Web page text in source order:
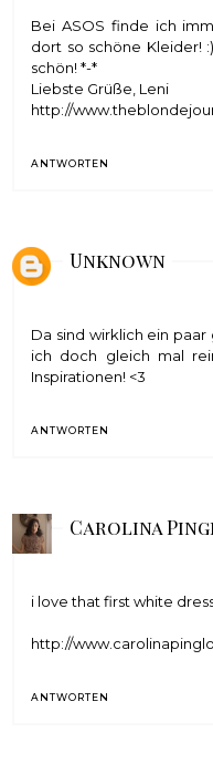
Bei ASOS finde ich
dort so schöne Kleider!
schön! *-*
Liebste Grüße, Leni
http://
ANTWORTEN
Unknown
Da sind wirklich ein
ich doch gleich mal
Inspirationen! <3
ANTWORTEN
Carolina
i love that first white
http://
ANTWORTEN